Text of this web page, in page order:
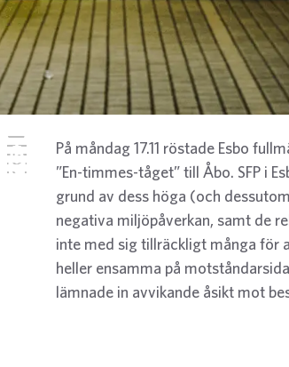
På måndag 17.11 röstade Esbo
”En-timmes-tåget” till Åbo. SFP i
grund av dess höga (och
negativa miljöpåverkan, samt de
inte med sig tillräckligt många för
heller ensamma på
lämnade in avvikande åsikt mot
Twitter
Facebook
LinkedIn
E-post
WhatsApp